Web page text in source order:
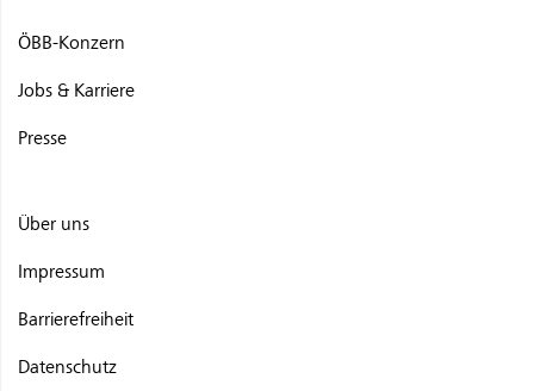
ÖBB-Konzern
Jobs & Karriere
Presse
Über uns
Impressum
Barrierefreiheit
Datenschutz